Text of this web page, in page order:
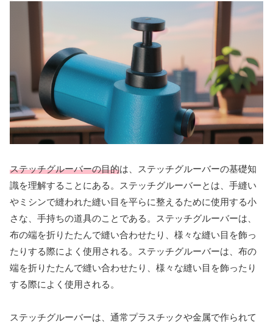
ステッチグルーバーの目的は、ステッチグルーバーの基礎知
識を理解することにある。ステッチグルーバーとは、手縫い​​
やミシンで縫われた縫い目を平らに整えるために使用する小
さな、手持ちの道具のことである。ステッチグルーバーは、
布の端を折りたたんで縫い合わせたり、様々な縫い目を飾っ
たりする際によく使用される。ステッチグルーバーは、布の
端を折りたたんで縫い合わせたり、様々な縫い目を飾ったり
する際によく使用される。
ステッチグルーバーは、通常プラスチックや金属で作られて